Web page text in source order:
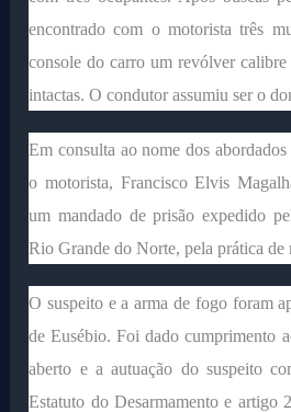
encontrado com o motorista três
console do carro um revólver
intactas. O condutor assumiu ser o
Em consulta ao nome dos
o motorista, Francisco Elvis
um mandado de prisão expedido
Rio Grande do Norte, pela prática de
O suspeito e a arma de fogo foram
de Eusébio. Foi dado cumprimento
aberto e a autuação do suspeito
Estatuto do Desarmamento e artigo